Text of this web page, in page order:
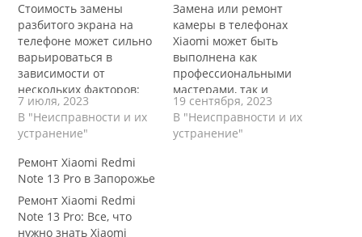
Стоимость замены
разбитого экрана на
телефоне может сильно
варьироваться в
зависимости от
нескольких факторов:
Модель телефона:
Стоимость замены
экрана может зависеть
от конкретной модели
телефона. Некоторые
модели могут иметь
более дорогие или
сложные экраны, что
7 июля, 2023
В "Неисправности и их
устранение"
Замена или ремонт
камеры в телефонах
Xiaomi может быть
выполнена как
профессиональными
мастерами, так и
самостоятельно, если у
вас есть
соответствующие
19 сентября, 2023
В "Неисправности и их
устранение"
Ремонт Xiaomi Redmi
Note 13 Pro в Запорожье
Ремонт Xiaomi Redmi
Note 13 Pro: Все, что
нужно знать Xiaomi